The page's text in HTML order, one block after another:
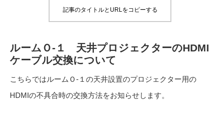
記事のタイトルとURLをコピーする
ルームＯ-１ 天井プロジェクターのHDMI
ケーブル交換について
こちらではルームＯ-１の天井設置のプロジェクター用の
HDMIの不具合時の交換方法をお知らせします。